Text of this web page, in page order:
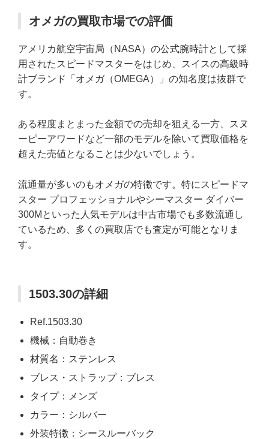
オメガの買取市場での評価
アメリカ航空宇宙局（NASA）の公式腕時計として採
用されたスピードマスターをはじめ、スイスの高級時
計ブランド「オメガ（OMEGA）」の知名度は抜群で
す。
ある程度まとまった金額での売却を狙える一方、スヌ
ーピーアワードなど一部のモデルを除いて買取価格を
超えた売値となることは少ないでしょう。
流通量が多いのもオメガの特徴です。特にスピードマ
スター プロフェッショナルやシーマスター ダイバー
300Mといった人気モデルは中古市場でも多数流通し
ているため、多くの買取店でも査定が可能となりま
す。
1503.30の詳細
Ref.1503.30
機械：自動巻き
材質名：ステンレス
ブレス・ストラップ：ブレス
タイプ：メンズ
カラー：シルバー
外装特徴：シースルーバック